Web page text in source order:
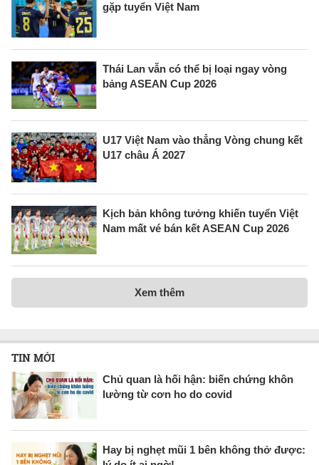
gặp tuyển Việt Nam
Thái Lan vẫn có thể bị loại ngay vòng
bảng ASEAN Cup 2026
U17 Việt Nam vào thẳng Vòng chung kết
U17 châu Á 2027
Kịch bản không tưởng khiến tuyển Việt
Nam mất vé bán kết ASEAN Cup 2026
Xem thêm
TIN MỚI
Chủ quan là hối hận: biến chứng khôn
lường từ cơn ho do covid
Hay bị nghẹt mũi 1 bên không thở được: